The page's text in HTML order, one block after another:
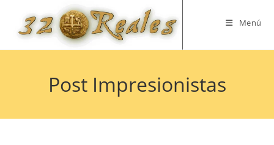
contenido
Menú
Post Impresionistas